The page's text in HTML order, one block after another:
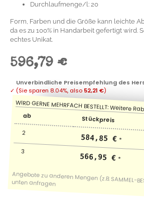
Durchlaufmenge/l: 20
Form, Farben und die Größe kann leichte
da es zu 100% in Handarbeit gefertigt wird.
echtes Unikat.
596,79 €
Unverbindliche Preisempfehlung des
✓ (Sie sparen 8.04%, also 52,21 €)
ab Stückpreis
2 584,85 € *
3 566,95 € *